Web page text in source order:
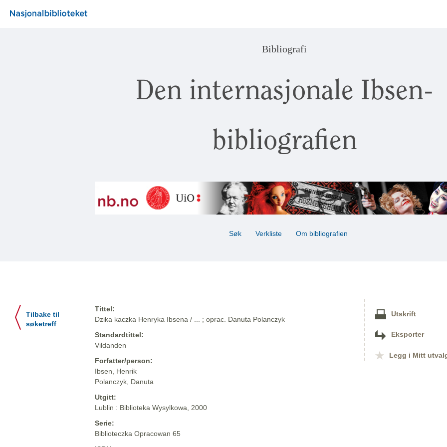
Bibliografi
Den internasjonale Ibsen-
bibliografien
Søk Verkliste Om bibliografien
Tilbake til
søketreff
Tittel:
Dzika kaczka Henryka Ibsena / ... ; oprac. Danuta Polanczyk
Standardtittel:
Vildanden
Forfatter/person:
Ibsen, Henrik
Polanczyk, Danuta
Utgitt:
Lublin : Biblioteka Wysylkowa, 2000
Serie:
Biblioteczka Opracowan 65
Utskrift
Eksporter
Legg i Mitt